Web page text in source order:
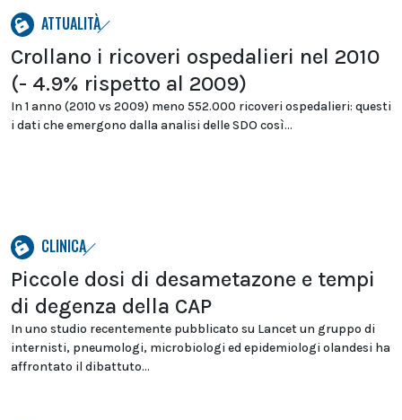
ATTUALITÀ
Crollano i ricoveri ospedalieri nel 2010
(- 4.9% rispetto al 2009)
In 1 anno (2010 vs 2009) meno 552.000 ricoveri ospedalieri: questi
i dati che emergono dalla analisi delle SDO così...
CLINICA
Piccole dosi di desametazone e tempi
di degenza della CAP
In uno studio recentemente pubblicato su Lancet un gruppo di
internisti, pneumologi, microbiologi ed epidemiologi olandesi ha
affrontato il dibattuto...